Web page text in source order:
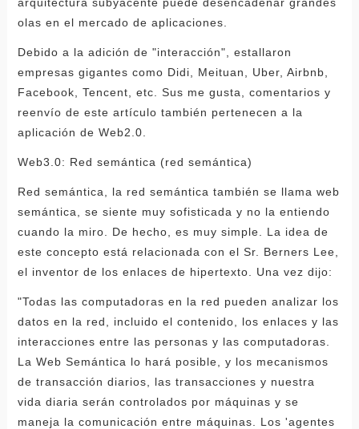
olas en el mercado de aplicaciones.
Debido a la adición de "interacción", estallaron
empresas gigantes como Didi, Meituan, Uber, Airbnb,
Facebook, Tencent, etc. Sus me gusta, comentarios y
reenvío de este artículo también pertenecen a la
aplicación de Web2.0.
Web3.0: Red semántica (red semántica)
Red semántica, la red semántica también se llama web
semántica, se siente muy sofisticada y no la entiendo
cuando la miro. De hecho, es muy simple. La idea de
este concepto está relacionada con el Sr. Berners Lee,
el inventor de los enlaces de hipertexto. Una vez dijo:
"Todas las computadoras en la red pueden analizar los
datos en la red, incluido el contenido, los enlaces y las
interacciones entre las personas y las computadoras.
La Web Semántica lo hará posible, y los mecanismos
de transacción diarios, las transacciones y nuestra
vida diaria serán controlados por máquinas y se
maneja la comunicación entre máquinas. Los 'agentes